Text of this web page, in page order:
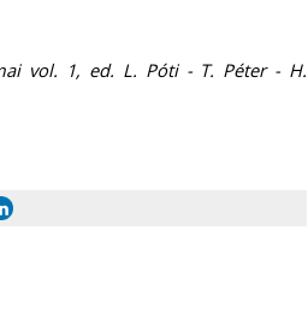
vol. 1, ed. L. Póti - T. Péter - H.